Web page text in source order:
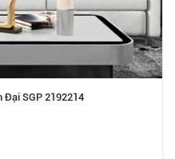
Đại SGP 2192214